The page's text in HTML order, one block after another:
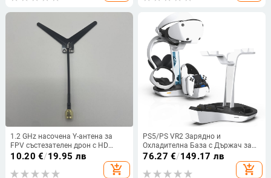
1.2 GHz насочена Y-антена за
FPV състезателен дрон с HD
видео предаване
10.20 €/19.95 лв
add_shopping_cart
PS5/PS VR2 Зарядно и
Охладителна База с Държач за
Очила (Модел: JYS-P5156;
Съвместимост: PS5/PS VR2;
Функции: зареждане, охлаждане,
76.27 €/149.17 лв
add_shopping_cart